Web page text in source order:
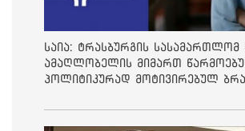
საია: ტრასბურგის სასამართლომ
ამაღლობელის მიმართ
პოლიტიკურად მოტივირებულ